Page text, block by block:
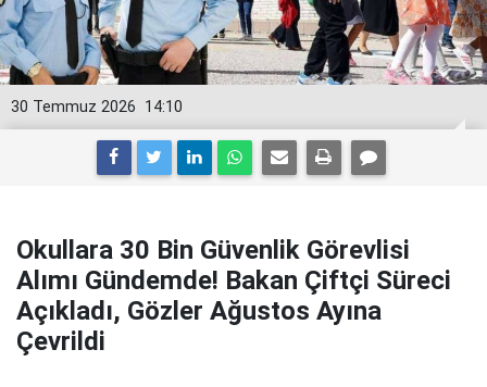
14:10
30 Temmuz 2026
Okullara 30 Bin Güvenlik Görevlisi
Alımı Gündemde! Bakan Çiftçi Süreci
Açıkladı, Gözler Ağustos Ayına
Çevrildi